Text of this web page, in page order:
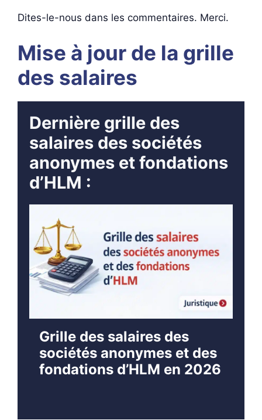
Dites-le-nous dans les commentaires. Merci.
Mise à jour de la grille
des salaires
Dernière grille des
salaires des sociétés
anonymes et fondations
d’HLM :
Grille des salaires des
sociétés anonymes et des
fondations d’HLM en 2026